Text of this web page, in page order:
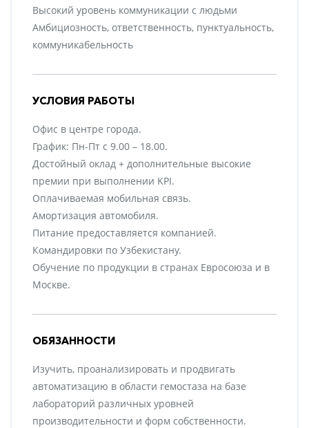
Высокий уровень коммуникации с людьми
Амбициозность, ответственность, пунктуальность,
коммуникабельность
УСЛОВИЯ РАБОТЫ
Офис в центре города.
График: Пн-Пт с 9.00 – 18.00.
Достойный оклад + дополнительные высокие
премии при выполнении KPI.
Оплачиваемая мобильная связь.
Амортизация автомобиля.
Питание предоставляется компанией.
Командировки по Узбекистану.
Обучение по продукции в странах Евросоюза и в
Москве.
ОБЯЗАННОСТИ
Изучить, проанализировать и продвигать
автоматизацию в области гемостаза на базе
лабораторий различных уровней
производительности и форм собственности.